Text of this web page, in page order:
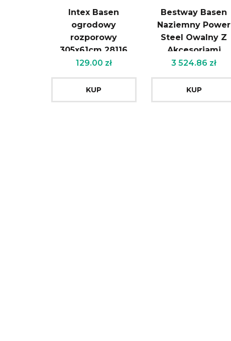
Intex Basen
ogrodowy
rozporowy
305x61cm 28116
129.00 zł
KUP
Bestway Basen
Naziemny Power
Steel Owalny Z
Akcesoriami
427X250X100cm
3 524.86 zł
KUP